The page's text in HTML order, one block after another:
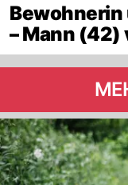
– Mann